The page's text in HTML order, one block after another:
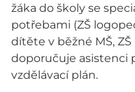
žáka do školy se
potřebami (ZŠ
dítěte v běžné MŠ, ZŠ
doporučuje asistenci
vzdělávací plán.